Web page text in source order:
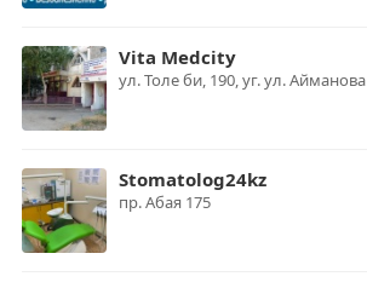
Vita Medcity
ул. Толе би, 190, уг. ул. Айманова
Stomatolog24kz
пр. Абая 175